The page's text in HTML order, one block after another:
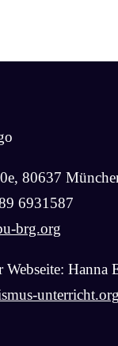
80637
6931587
brg.org
Hanna
unterricht.org